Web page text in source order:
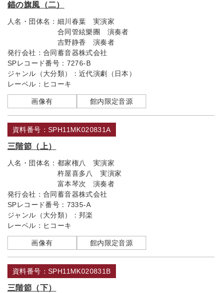
錨の旗風（二）
人名・団体名： 細川春葉 実演家
合同管絃樂團 演奏者
吉野静香 演奏者
発行会社： 合同蓄音器株式会社
SPレコード番号： 7276-B
ジャンル（大分類）： 近代演劇（日本）
レーベル： ヒコーキ
画像有 館内限定音源
資料番号：SPH11MK020831A
三階節（上）
人名・団体名： 都家権八 実演家
杵屋喜多八 実演家
富本琴次 演奏者
発行会社： 合同蓄音器株式会社
SPレコード番号： 7335-A
ジャンル（大分類）： 邦楽
レーベル： ヒコーキ
画像有 館内限定音源
資料番号：SPH11MK020831B
三階節（下）